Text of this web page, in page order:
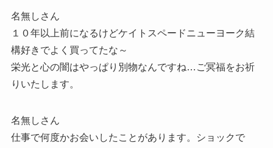
名無しさん
１０年以上前になるけどケイトスペードニューヨーク結
構好きでよく買ってたな～
栄光と心の闇はやっぱり別物なんですね…ご冥福をお祈
りいたします。
名無しさん
仕事で何度かお会いしたことがあります。ショックで